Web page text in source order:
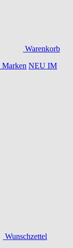
Warenkorb
Marken NEU IM
Wunschzettel